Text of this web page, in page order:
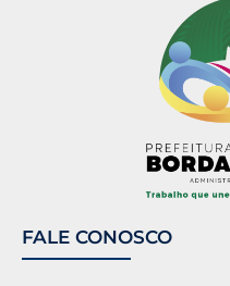
FALE CONOSCO